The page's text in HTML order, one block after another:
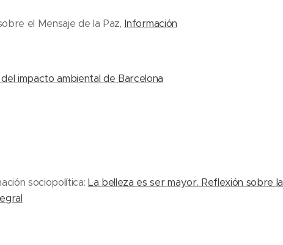
el Mensaje de la Paz, Información
del impacto ambiental de Barcelona
sociopolítica:La belleza es ser mayor. Reflexión sobre la